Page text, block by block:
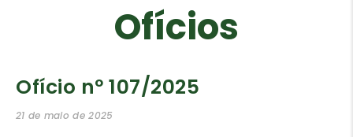
Ofícios
Ofício nº 107/2025
21 de maio de 2025